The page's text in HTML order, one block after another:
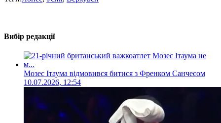
Вибір редакції
Мозес Ітаума відмовився битися з Френком Санчесом
10.07.2026, 12:54